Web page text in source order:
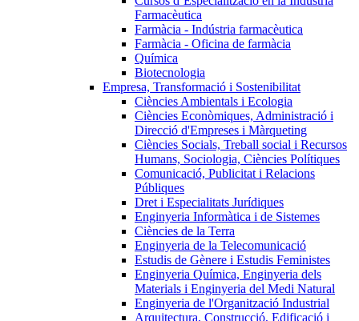
Farmacèutica
Farmàcia - Indústria farmacèutica
Farmàcia - Oficina de farmàcia
Química
Biotecnologia
Empresa, Transformació i Sostenibilitat
Ciències Ambientals i Ecologia
Ciències Econòmiques, Administració i
Direcció d'Empreses i Màrqueting
Ciències Socials, Treball social i Recursos
Humans, Sociologia, Ciències Polítiques
Comunicació, Publicitat i Relacions
Públiques
Dret i Especialitats Jurídiques
Enginyeria Informàtica i de Sistemes
Ciències de la Terra
Enginyeria de la Telecomunicació
Estudis de Gènere i Estudis Feministes
Enginyeria Química, Enginyeria dels
Materials i Enginyeria del Medi Natural
Enginyeria de l'Organització Industrial
Arquitectura, Construcció, Edificació i